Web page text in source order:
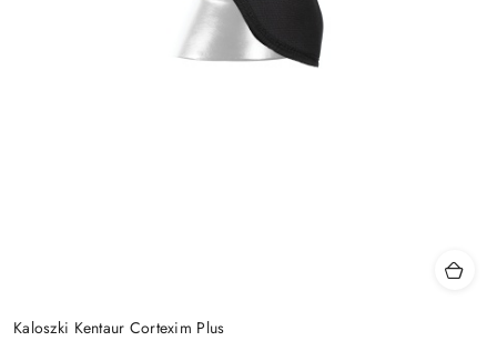
Kaloszki Kentaur Cortexim Plus